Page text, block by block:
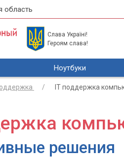
область
Слава Україні!
Героям слава!
Ноутбуки
IT поддержка
решения